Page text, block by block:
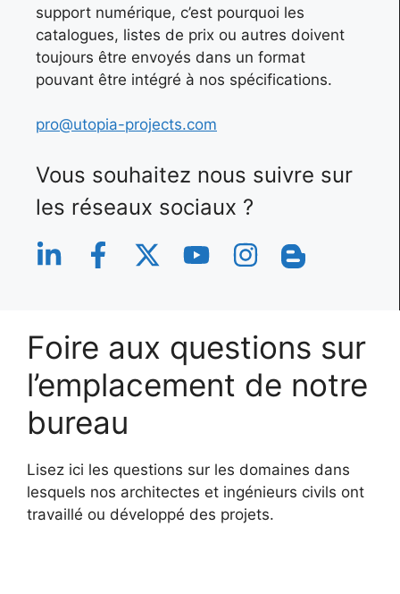
support numérique, c’est pourquoi les
catalogues, listes de prix ou autres doivent
toujours être envoyés dans un format
pouvant être intégré à nos spécifications.
pro@utopia-projects.com
Vous souhaitez nous suivre sur
les réseaux sociaux ?
Foire aux questions sur
l’emplacement de notre
bureau
Lisez ici les questions sur les domaines dans
lesquels nos architectes et ingénieurs civils ont
travaillé ou développé des projets.